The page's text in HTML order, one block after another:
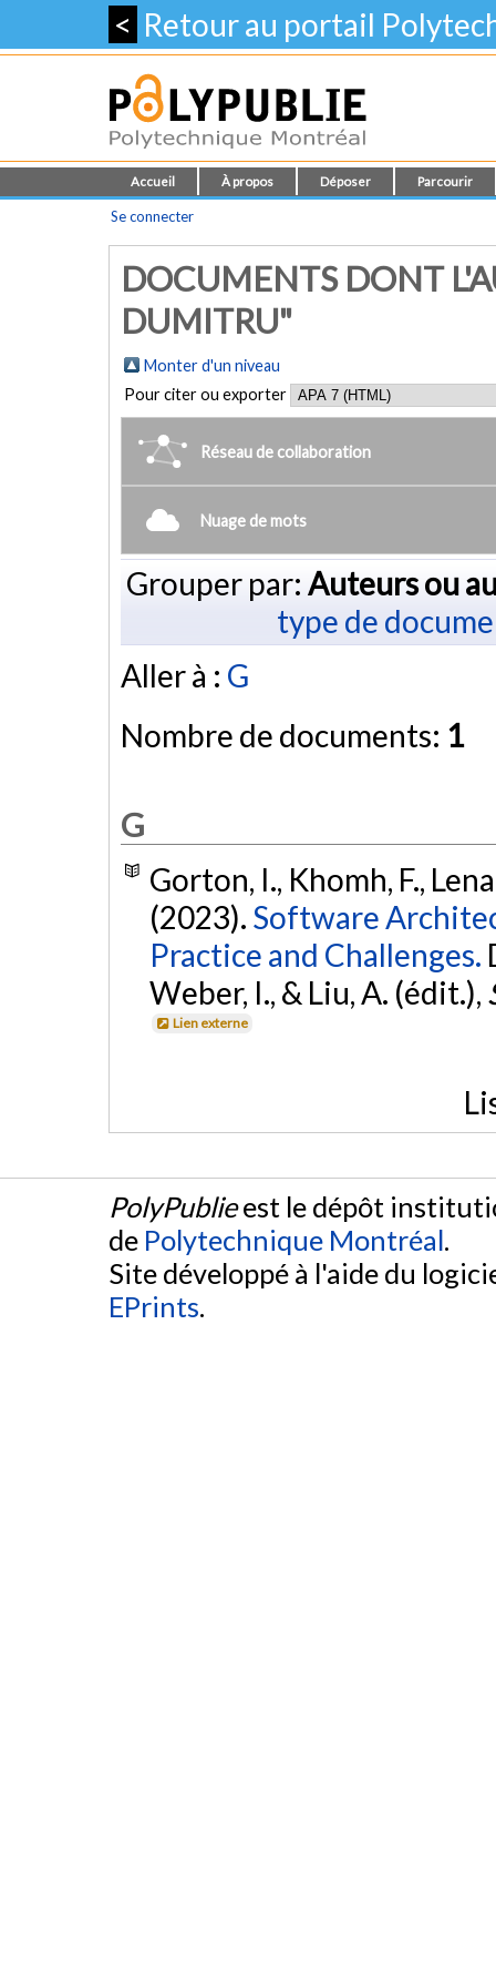
< Retour au portail
Accueil À propos Déposer Parcourir
Se connecter
DOCUMENTS DONT
DUMITRU"
Monter d'un niveau
Pour citer ou exporter
Réseau de collaboration
Nuage de mots
Grouper par: Auteurs ou
type de
Aller à : G
Nombre de documents: 1
G
Gorton, I., Khomh, F.,
(2023). Software
Practice and Challenges.
Weber, I., & Liu, A. (édit.),
Lien externe
PolyPublieest le dépôt
de Polytechnique Montréal.
Site développé à l'aide du
EPrints.